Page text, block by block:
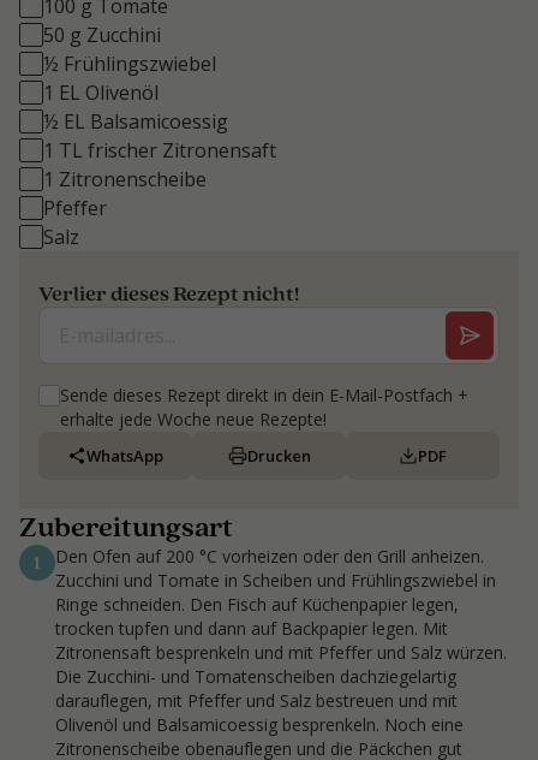
100 g Tomate
50 g Zucchini
½ Frühlingszwiebel
1 EL Olivenöl
½ EL Balsamicoessig
1 TL frischer Zitronensaft
1 Zitronenscheibe
Pfeffer
Salz
Verlier dieses Rezept nicht!
Sende dieses Rezept direkt in dein E-Mail-Postfach +
erhalte jede Woche neue Rezepte!
WhatsApp Drucken PDF
Zubereitungsart
1
Den Ofen auf 200 °C vorheizen oder den Grill anheizen.
Zucchini und Tomate in Scheiben und Frühlingszwiebel in
Ringe schneiden. Den Fisch auf Küchenpapier legen,
trocken tupfen und dann auf Backpapier legen. Mit
Zitronensaft besprenkeln und mit Pfeffer und Salz würzen.
Die Zucchini- und Tomatenscheiben dachziegelartig
darauflegen, mit Pfeffer und Salz bestreuen und mit
Olivenöl und Balsamicoessig besprenkeln. Noch eine
Zitronenscheibe obenauflegen und die Päckchen gut